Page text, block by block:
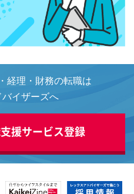
経理・財務の転職は
バイザーズへ
援サービス登録